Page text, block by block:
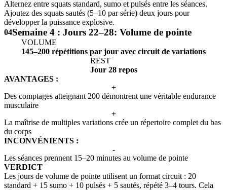
Alternez entre squats standard, sumo et pulsés entre les séances.
Ajoutez des squats sautés (5–10 par série) deux jours pour
développer la puissance explosive.
04Semaine 4 : Jours 22–28: Volume de pointe
VOLUME
145–200 répétitions par jour avec circuit de variations
REST
Jour 28 repos
AVANTAGES :
+
Des comptages atteignant 200 démontrent une véritable endurance
musculaire
+
La maîtrise de multiples variations crée un répertoire complet du bas
du corps
INCONVÉNIENTS :
-
Les séances prennent 15–20 minutes au volume de pointe
VERDICT
Les jours de volume de pointe utilisent un format circuit : 20
standard + 15 sumo + 10 pulsés + 5 sautés, répété 3–4 tours. Cela